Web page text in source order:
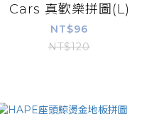
Cars 真歡樂拼圖(L)
NT$96
NT$120